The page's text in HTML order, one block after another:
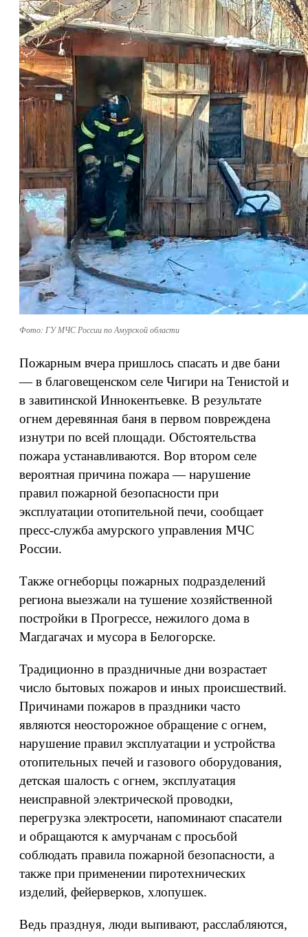
Фото: ГУ МЧС России по Амурской области
Пожарным вчера пришлось спасать и две бани
— в благовещенском селе Чигири на Тенистой и
в завитинской Иннокентьевке. В результате
огнем деревянная баня в первом повреждена
изнутри по всей площади. Обстоятельства
пожара устанавливаются. Вор втором селе
вероятная причина пожара — нарушение
правил пожарной безопасности при
эксплуатации отопительной печи, сообщает
пресс-служба амурского управления МЧС
России.
Также огнеборцы пожарных подразделений
региона выезжали на тушение хозяйственной
постройки в Прогрессе, нежилого дома в
Магдагачах и мусора в Белогорске.
Традиционно в праздничные дни возрастает
число бытовых пожаров и иных происшествий.
Причинами пожаров в праздники часто
являются неосторожное обращение с огнем,
нарушение правил эксплуатации и устройства
отопительных печей и газового оборудования,
детская шалость с огнем, эксплуатация
неисправной электрической проводки,
перегрузка электросети, напоминают спасатели
и обращаются к амурчанам с просьбой
соблюдать правила пожарной безопасности, а
также при применении пиротехнических
изделий, фейерверков, хлопушек.
Ведь празднуя, люди выпивают, расслабляются,